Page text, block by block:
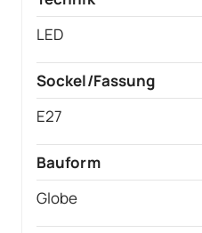
LED
Sockel/Fassung
E27
Bauform
Globe